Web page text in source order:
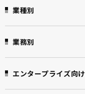
業種別
業務別
エンタープライズ向け